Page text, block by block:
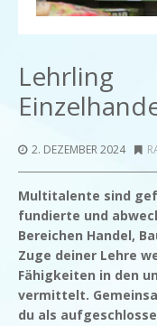
Lehrling
2. DEZEMBER 2024
Multitalente sind
fundierte und
Bereichen Handel,
Zuge deiner Lehre
Fähigkeiten in den
vermittelt.
du als